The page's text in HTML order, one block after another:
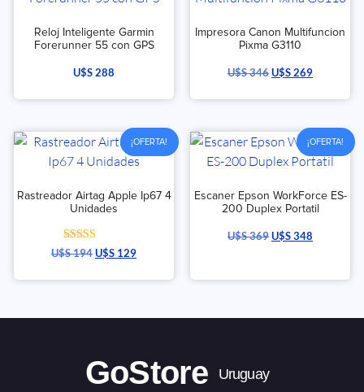
Reloj Inteligente Garmin
Forerunner 55 con GPS
U$S288
Impresora Canon Multifuncion
Pixma G3110
U$S346U$S269
¡OFERTA!
Rastreador Airtag Apple Ip67 4
Unidades
Valorado con
5.00
U$S194U$S 129
¡OFERTA!
Escaner Epson WorkForce ES-
200 Duplex Portatil
U$S369U$S348
GoStore Uruguay